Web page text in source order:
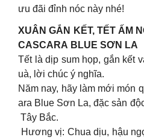
ưu đãi đỉnh nóc này nhé!
XUÂN GẮN KẾT, TẾT ẤM
CASCARA BLUE SƠN LA
Tết là dịp sum họp, gắn kết
uà, lời chúc ý nghĩa.
Năm nay, hãy làm mới món
ara Blue Sơn La, đặc sản
Tây Bắc.
Hương vị: Chua dịu, hậu